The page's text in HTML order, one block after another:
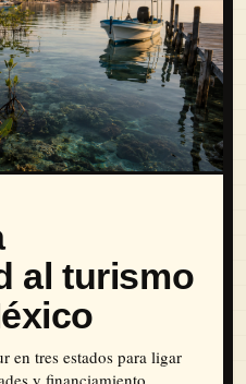
al turismo
en tres estados para ligar